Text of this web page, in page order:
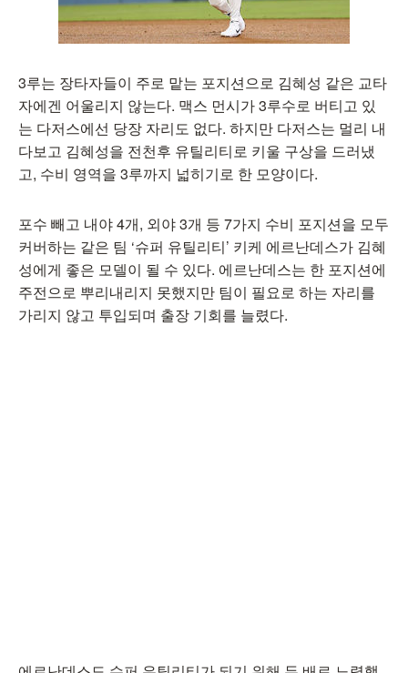
3루는 장타자들이 주로 맡는 포지션으로 김혜성 같은 교타
자에겐 어울리지 않는다. 맥스 먼시가 3루수로 버티고 있
는 다저스에선 당장 자리도 없다. 하지만 다저스는 멀리 내
다보고 김혜성을 전천후 유틸리티로 키울 구상을 드러냈
고, 수비 영역을 3루까지 넓히기로 한 모양이다.
포수 빼고 내야 4개, 외야 3개 등 7가지 수비 포지션을 모두
커버하는 같은 팀 ‘슈퍼 유틸리티’ 키케 에르난데스가 김혜
성에게 좋은 모델이 될 수 있다. 에르난데스는 한 포지션에
주전으로 뿌리내리지 못했지만 팀이 필요로 하는 자리를
가리지 않고 투입되며 출장 기회를 늘렸다.